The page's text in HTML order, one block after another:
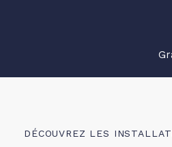
DÉCOUVREZ LES